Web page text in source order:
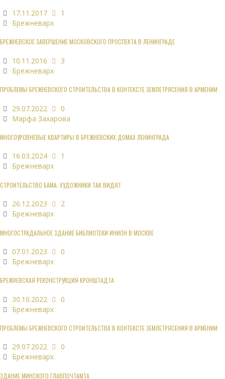
17.11.2017
1
Брежневарх
БРЕЖНЕВСКОЕ ЗАВЕРШЕНИЕ МОСКОВСКОГО ПРОСПЕКТА В ЛЕНИНГРАДЕ
10.11.2016
3
Брежневарх
ПРОБЛЕМЫ БРЕЖНЕВСКОГО СТРОИТЕЛЬСТВА В КОНТЕКСТЕ ЗЕМЛЕТРЯСЕНИЯ В АРМЕНИИ
29.07.2022
0
Марфа Захарова
МНОГОУРОВНЕВЫЕ КВАРТИРЫ В БРЕЖНЕВСКИХ ДОМАХ ЛЕНИНГРАДА
16.03.2024
1
Брежневарх
СТРОИТЕЛЬСТВО БАМА: ХУДОЖНИКИ ТАК ВИДЯТ
26.12.2023
2
Брежневарх
МНОГОСТРАДАЛЬНОЕ ЗДАНИЕ БИБЛИОТЕКИ ИНИОН В МОСКВЕ
07.01.2023
0
Брежневарх
БРЕЖНЕВСКАЯ РЕКОНСТРУКЦИЯ КРОНШТАДТА
30.10.2022
0
Брежневарх
ПРОБЛЕМЫ БРЕЖНЕВСКОГО СТРОИТЕЛЬСТВА В КОНТЕКСТЕ ЗЕМЛЕТРЯСЕНИЯ В АРМЕНИИ
29.07.2022
0
Брежневарх
ЗДАНИЕ МИНСКОГО ГЛАВПОЧТАМТА